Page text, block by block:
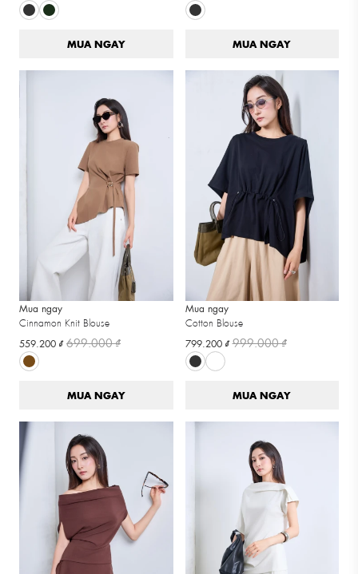
MUA NGAY MUA NGAY
Mua ngay
Cinnamon Knit Blouse
559.200 ₫699.000 ₫
MUA NGAY
Mua ngay
Cotton Blouse
799.200 ₫999.000 ₫
MUA NGAY